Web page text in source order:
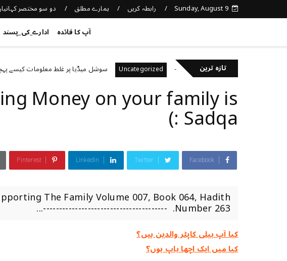
Sunday, August 9 رابطہ کریں ہمارے مطلق دو سو مختصر
آپ کا فائدہ ادارے_کی_پسند
تازہ ترین
صحت کا خیال رکھتے ہیں؟ Uncategorized سوشل میڈیا پر غلط معلومات کیسے پہچانیں؟
Money on your family is
Sadqa :)
Facebook
Twitter
Linkedin
Pinterest
The Family Volume 007, Book 064, Hadith
Number 263. ---------------------------------------...
کیا آپ ہیلی کاپٹر والدین ہیں؟
کیا میں ایک اچھا باپ ہوں؟